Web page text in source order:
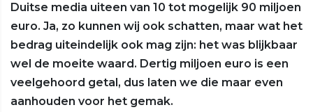
Duitse media uiteen van 10 tot mogelijk 90 miljoen
euro. Ja, zo kunnen wij ook schatten, maar wat het
bedrag uiteindelijk ook mag zijn: het was blijkbaar
wel de moeite waard. Dertig miljoen euro is een
veelgehoord getal, dus laten we die maar even
aanhouden voor het gemak.